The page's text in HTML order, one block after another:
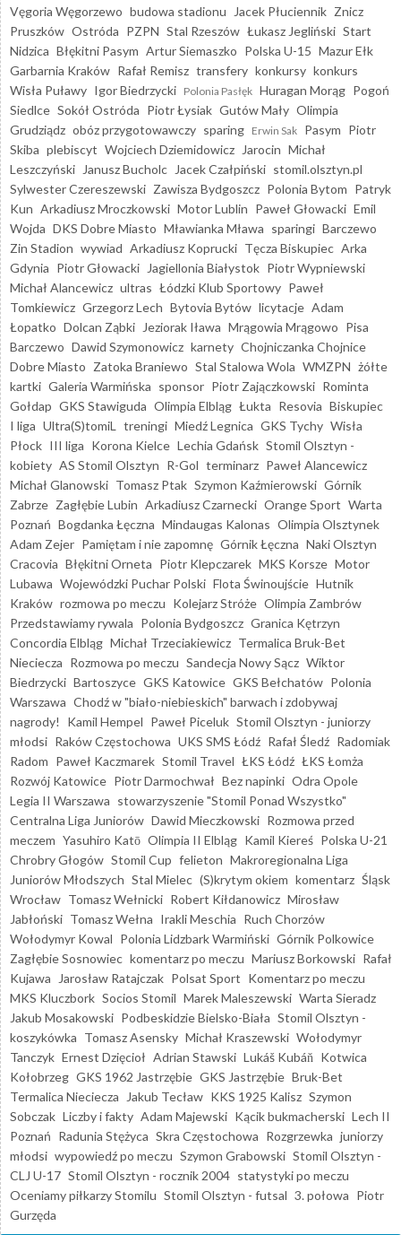
Vęgoria Węgorzewo budowa stadionu Jacek Płuciennik Znicz
Pruszków Ostróda PZPN Stal Rzeszów Łukasz Jegliński Start
Nidzica Błękitni Pasym Artur Siemaszko Polska U-15 Mazur Ełk
Garbarnia Kraków Rafał Remisz transfery konkursy konkurs
Wisła Puławy Igor Biedrzycki Polonia Pasłęk Huragan Morąg Pogoń
Siedlce Sokół Ostróda Piotr Łysiak Gutów Mały Olimpia
Grudziądz obóz przygotowawczy sparing Erwin Sak Pasym Piotr
Skiba plebiscyt Wojciech Dziemidowicz Jarocin Michał
Leszczyński
Janusz Bucholc Jacek Czałpiński stomil.olsztyn.pl
Sylwester Czereszewski Zawisza Bydgoszcz Polonia Bytom Patryk
Kun Arkadiusz Mroczkowski Motor Lublin Paweł Głowacki Emil
Wojda DKS Dobre Miasto Mławianka Mława sparingi Barczewo
Zin Stadion wywiad Arkadiusz Koprucki Tęcza Biskupiec Arka
Gdynia Piotr Głowacki Jagiellonia Białystok Piotr Wypniewski
Michał Alancewicz ultras Łódzki Klub Sportowy Paweł
Tomkiewicz Grzegorz Lech Bytovia Bytów licytacje Adam
Łopatko Dolcan Ząbki Jeziorak Iława Mrągowia Mrągowo Pisa
Barczewo Dawid Szymonowicz karnety Chojniczanka Chojnice
Dobre Miasto Zatoka Braniewo Stal Stalowa Wola WMZPN żółte
kartki Galeria Warmińska sponsor Piotr Zajączkowski Rominta
Gołdap GKS Stawiguda Olimpia Elbląg Łukta Resovia Biskupiec
I liga Ultra(S)tomiL treningi Miedź Legnica GKS Tychy Wisła
Płock III liga Korona Kielce Lechia Gdańsk Stomil Olsztyn -
kobiety AS Stomil Olsztyn R-Gol terminarz Paweł Alancewicz
Michał Glanowski Tomasz Ptak Szymon Kaźmierowski Górnik
Zabrze Zagłębie Lubin Arkadiusz Czarnecki Orange Sport Warta
Poznań Bogdanka Łęczna Mindaugas Kalonas Olimpia Olsztynek
Adam Zejer Pamiętam i nie zapomnę Górnik Łęczna Naki Olsztyn
Cracovia Błękitni Orneta Piotr Klepczarek MKS Korsze Motor
Lubawa Wojewódzki Puchar Polski Flota Świnoujście Hutnik
Kraków rozmowa po meczu Kolejarz Stróże Olimpia Zambrów
Przedstawiamy rywala Polonia Bydgoszcz Granica Kętrzyn
Concordia Elbląg Michał Trzeciakiewicz Termalica Bruk-Bet
Nieciecza Rozmowa po meczu Sandecja Nowy Sącz Wiktor
Biedrzycki Bartoszyce GKS Katowice GKS Bełchatów Polonia
Warszawa Chodź w "biało-niebieskich" barwach i zdobywaj
nagrody!
Kamil Hempel Paweł Piceluk Stomil Olsztyn - juniorzy
młodsi Raków Częstochowa UKS SMS Łódź Rafał Śledź Radomiak
Radom Paweł Kaczmarek Stomil Travel ŁKS Łódź ŁKS Łomża
Rozwój Katowice Piotr Darmochwał Bez napinki Odra Opole
Legia II Warszawa stowarzyszenie "Stomil Ponad Wszystko"
Centralna Liga Juniorów Dawid Mieczkowski Rozmowa przed
meczem Yasuhiro Katō Olimpia II Elbląg Kamil Kiereś Polska U-21
Chrobry Głogów Stomil Cup felieton Makroregionalna Liga
Juniorów Młodszych Stal Mielec (S)krytym okiem komentarz Śląsk
Wrocław Tomasz Wełnicki Robert Kiłdanowicz Mirosław
Jabłoński Tomasz Wełna Irakli Meschia Ruch Chorzów
Wołodymyr Kowal Polonia Lidzbark Warmiński Górnik Polkowice
Zagłębie Sosnowiec komentarz po meczu Mariusz Borkowski Rafał
Kujawa
Jarosław Ratajczak Polsat Sport Komentarz po meczu
MKS Kluczbork Socios Stomil Marek Maleszewski Warta Sieradz
Jakub Mosakowski Podbeskidzie Bielsko-Biała Stomil Olsztyn -
koszykówka Tomasz Asensky Michał Kraszewski Wołodymyr
Tanczyk Ernest Dzięcioł Adrian Stawski Lukáš Kubáň Kotwica
Kołobrzeg GKS 1962 Jastrzębie GKS Jastrzębie Bruk-Bet
Termalica Nieciecza
Jakub Tecław KKS 1925 Kalisz Szymon
Sobczak Liczby i fakty Adam Majewski Kącik bukmacherski Lech II
Poznań Radunia Stężyca Skra Częstochowa Rozgrzewka juniorzy
młodsi wypowiedź po meczu Szymon Grabowski Stomil Olsztyn -
CLJ U-17 Stomil Olsztyn - rocznik 2004 statystyki po meczu
Oceniamy piłkarzy Stomilu Stomil Olsztyn - futsal 3. połowa Piotr
Gurzęda